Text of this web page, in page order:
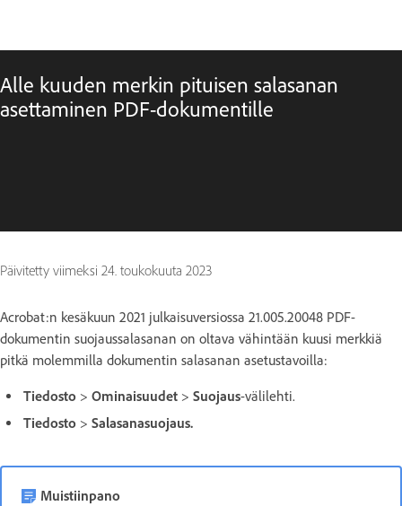
Alle kuuden merkin pituisen salasanan
asettaminen PDF-dokumentille
Päivitetty viimeksi 24. toukokuuta 2023
Acrobat:n kesäkuun 2021 julkaisuversiossa 21.005.20048 PDF-
dokumentin suojaussalasanan on oltava vähintään kuusi merkkiä
pitkä molemmilla dokumentin salasanan asetustavoilla:
Tiedosto > Ominaisuudet > Suojaus-välilehti.
Tiedosto > Salasanasuojaus.
Muistiinpano